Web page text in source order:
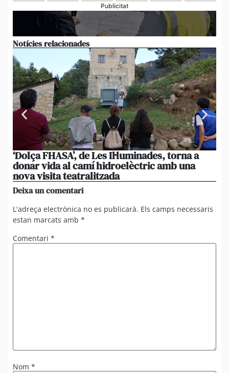
Publicitat
Notícies relacionades
‘Dolça FHASA’, de Les Il·luminades, torna a
donar vida al camí hidroelèctric amb una
nova visita teatralitzada
Deixa un comentari
L'adreça electrònica no es publicarà. Els camps necessaris
estan marcats amb *
Comentari *
Nom *